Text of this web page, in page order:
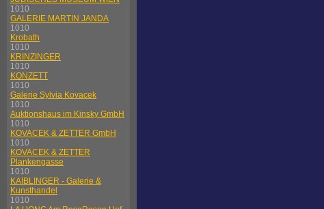
1010
GALERIE MARTIN JANDA
1010
Krobath
1010
KRINZINGER
1010
KONZETT
1010
Galerie Sylvia Kovacek
1010
Auktionshaus im Kinsky GmbH
1010
KOVACEK & ZETTER GmbH
1010
KOVACEK & ZETTER
Plankengasse
1010
KAIBLINGER - Galerie &
Kunsthandel
1010